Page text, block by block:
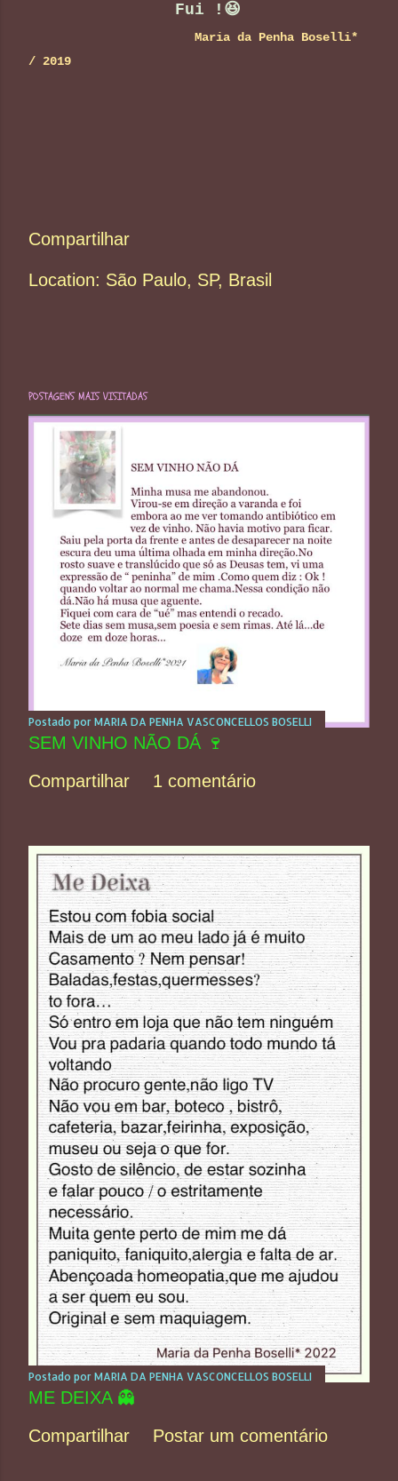
Fui !😆
Maria da Penha Boselli*
/ 2019
Compartilhar
Location: São Paulo, SP, Brasil
POSTAGENS MAIS VISITADAS
Postado por MARIA DA PENHA VASCONCELLOS BOSELLI
SEM VINHO NÃO DÁ 🍷
Compartilhar
1 comentário
Postado por MARIA DA PENHA VASCONCELLOS BOSELLI
ME DEIXA 👻
Compartilhar
Postar um comentário